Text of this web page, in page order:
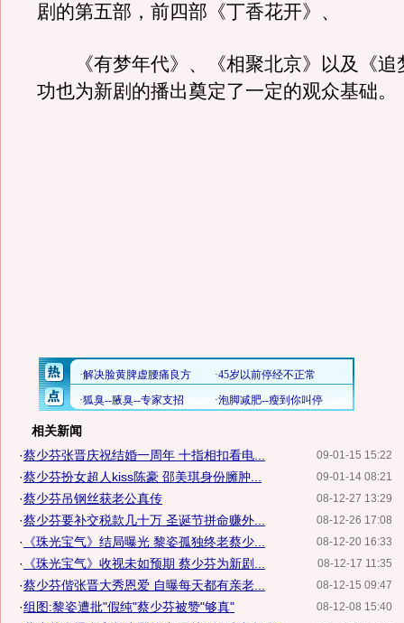
剧的第五部，前四部《丁香花开》、
《有梦年代》、《相聚北京》以及《追
功也为新剧的播出奠定了一定的观众基础。
相关新闻
09-01-15 15:22
·蔡少芬张晋庆祝结婚一周年 十指相扣看电...
09-01-14 08:21
·蔡少芬扮女超人kiss陈豪 邵美琪身份臃肿...
08-12-27 13:29
·蔡少芬吊钢丝获老公真传
08-12-26 17:08
·蔡少芬要补交税款几十万 圣诞节拼命赚外...
08-12-20 16:33
· 《珠光宝气》结局曝光 黎姿孤独终老蔡少...
08-12-17 11:35
· 《珠光宝气》收视未如预期 蔡少芬为新剧...
08-12-15 09:47
·蔡少芬偕张晋大秀恩爱 自曝每天都有亲老...
08-12-08 15:40
·组图:黎姿遭批"假纯"蔡少芬被赞"够真"